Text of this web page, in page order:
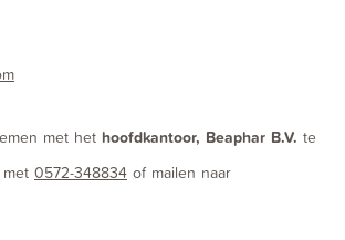
met het hoofdkantoor, Beaphar B.V. te
0572-348834 of mailen naar